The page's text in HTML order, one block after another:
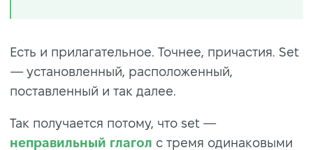
Есть и прилагательное. Точнее, причастия. Set
— установленный, расположенный,
поставленный и так далее.
Так получается потому, что set —
неправильный глагол с тремя одинаковыми